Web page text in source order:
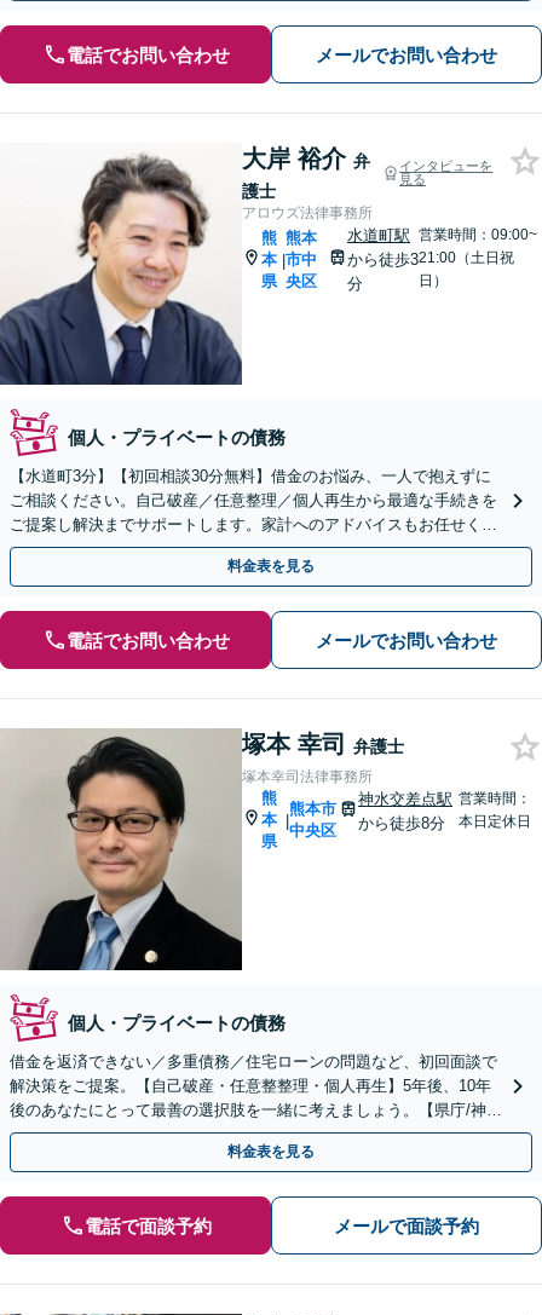
電話でお問い合わせ メールでお問い合わせ
大岸 裕介 弁
護士
インタビューを
見る
アロウズ法律事務所
熊
本
県
|
熊本
市中
央区
水道町駅
から徒歩3
分
営業時間：09:00~
21:00（土日祝
日）
個人・プライベートの債務
【水道町3分】【初回相談30分無料】借金のお悩み、一人で抱えずに
ご相談ください。自己破産／任意整理／個人再生から最適な手続きを
ご提案し解決までサポートします。家計へのアドバイスもお任せくだ
さい。法人破産も弁護士がチームで対応【土日祝相談可】
料金表を見る
電話でお問い合わせ メールでお問い合わせ
塚本 幸司 弁護士
塚本幸司法律事務所
熊
本
県
|
熊本市
中央区
神水交差点駅
から徒歩8分
営業時間：
本日定休日
個人・プライベートの債務
借金を返済できない／多重債務／住宅ローンの問題など、初回面談で
解決策をご提案。【自己破産・任意整整理・個人再生】5年後、10年
後のあなたにとって最善の選択肢を一緒に考えましょう。【県庁/神水
交差点近く】
料金表を見る
電話で面談予約 メールで面談予約